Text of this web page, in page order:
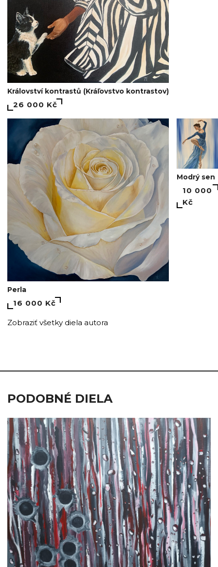
Království kontrastů (Kráľovstvo kontrastov)
26 000 Kč
Perla
16 000 Kč
Modrý sen
10 000
Kč
Zobraziť všetky diela autora
PODOBNÉ DIELA